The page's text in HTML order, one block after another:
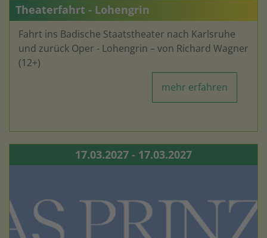
Theaterfahrt - Lohengrin
Fahrt ins Badische Staatstheater nach Karlsruhe
und zurück Oper - Lohengrin – von Richard Wagner
(12+)
mehr erfahren
17.03.2027 - 17.03.2027